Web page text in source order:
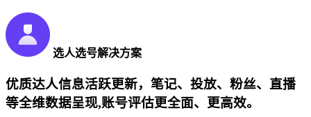
选人选号解决方案
优质达人信息活跃更新，笔记、投放、粉丝、直播
等全维数据呈现,账号评估更全面、更高效。